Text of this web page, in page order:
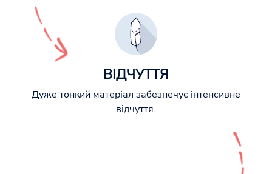
ВІДЧУТТЯ
Дуже тонкий матеріал забезпечує інтенсивне
відчуття.